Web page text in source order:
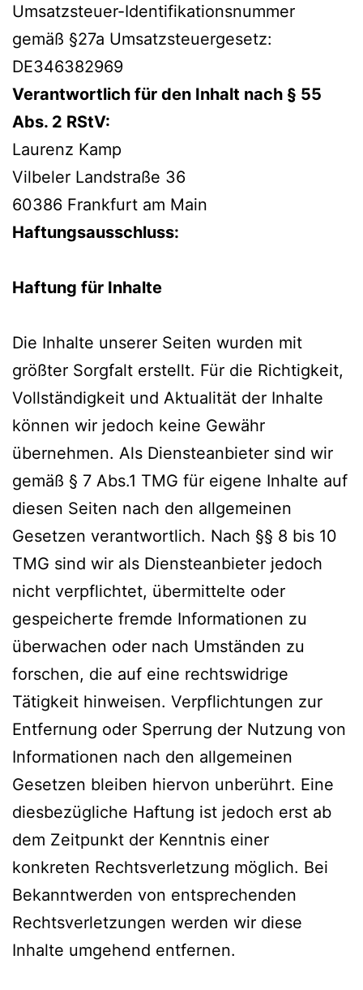
Umsatzsteuer-Identifikationsnummer
gemäß §27a Umsatzsteuergesetz:
DE346382969
Verantwortlich für den Inhalt nach § 55
Abs. 2 RStV:
Laurenz Kamp
Vilbeler Landstraße 36
60386 Frankfurt am Main
Haftungsausschluss:
Haftung für Inhalte
Die Inhalte unserer Seiten wurden mit
größter Sorgfalt erstellt. Für die Richtigkeit,
Vollständigkeit und Aktualität der Inhalte
können wir jedoch keine Gewähr
übernehmen. Als Diensteanbieter sind wir
gemäß § 7 Abs.1 TMG für eigene Inhalte auf
diesen Seiten nach den allgemeinen
Gesetzen verantwortlich. Nach §§ 8 bis 10
TMG sind wir als Diensteanbieter jedoch
nicht verpflichtet, übermittelte oder
gespeicherte fremde Informationen zu
überwachen oder nach Umständen zu
forschen, die auf eine rechtswidrige
Tätigkeit hinweisen. Verpflichtungen zur
Entfernung oder Sperrung der Nutzung von
Informationen nach den allgemeinen
Gesetzen bleiben hiervon unberührt. Eine
diesbezügliche Haftung ist jedoch erst ab
dem Zeitpunkt der Kenntnis einer
konkreten Rechtsverletzung möglich. Bei
Bekanntwerden von entsprechenden
Rechtsverletzungen werden wir diese
Inhalte umgehend entfernen.